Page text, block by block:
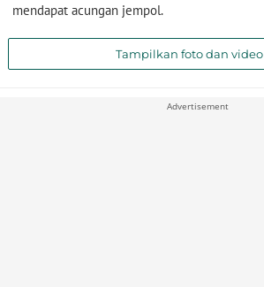
mendapat acungan jempol.
Tampilkan foto dan video
Advertisement